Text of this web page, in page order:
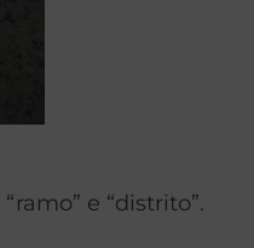
e “distrito”.